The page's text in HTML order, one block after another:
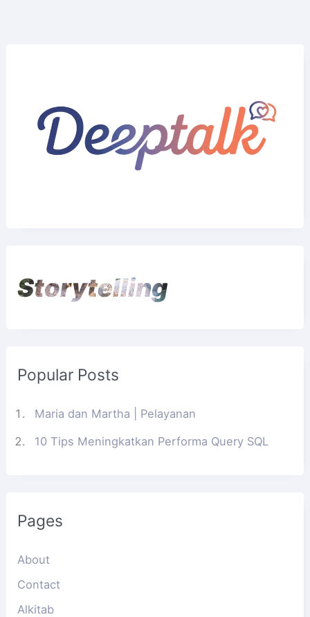
Storytelling
Popular Posts
Maria dan Martha | Pelayanan
10 Tips Meningkatkan Performa Query SQL
Pages
About
Contact
Alkitab